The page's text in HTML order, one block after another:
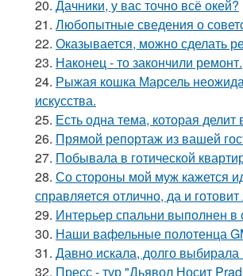
20. Дачники, у вас точно всё окей?
21. Любопытные сведения о
22. Оказывается, можно сделать
23. Наконец - то закончили ремонт.
24. Рыжая кошка Марсель
искусства.
25. Есть одна тема, которая
26. Прямой репортаж из вашей
27. Побывала в готической
28. Со стороны мой муж кажется
справляется отлично, да и
29. Интерьер спальни выполнен в
30. Наши вафельные полотенца
31. Давно искала, долго
32. Пресс - тур "Дьявол Носит